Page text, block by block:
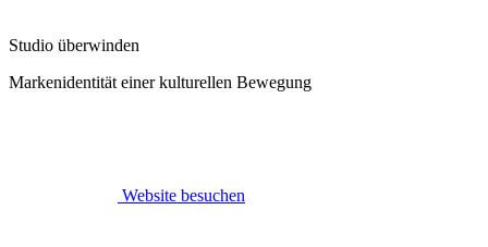
Studio überwinden
Markenidentität einer kulturellen Bewegung
Website besuchen